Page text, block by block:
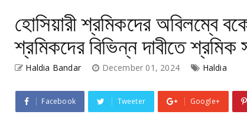
হোসিয়ারী শ্রমিকদের অবিলম্বে
শ্রমিকদের বিভিন্ন দাবীতে শ্রমিক
Haldia Bandar December 01, 2024 Haldia
Facebook Tweeter Google+